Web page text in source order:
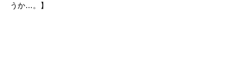
うか…。】